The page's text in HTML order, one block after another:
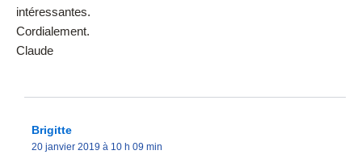
intéressantes.
Cordialement.
Claude
Brigitte
20 janvier 2019 à 10 h 09 min